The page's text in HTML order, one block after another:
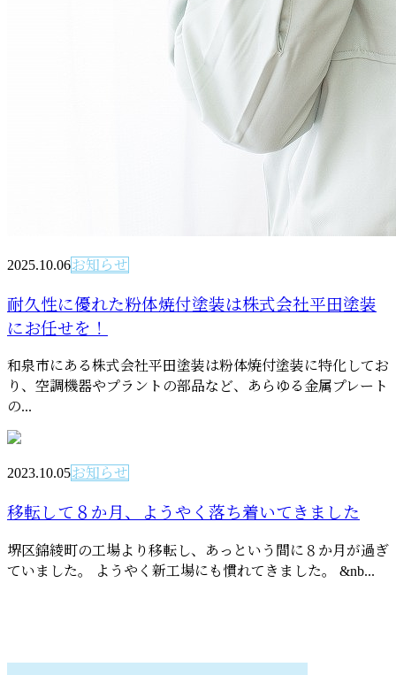
2025.10.06お知らせ
耐久性に優れた粉体焼付塗装は株式会社平田塗装
にお任せを！
和泉市にある株式会社平田塗装は粉体焼付塗装に特化してお
り、空調機器やプラントの部品など、あらゆる金属プレート
の...
2023.10.05お知らせ
移転して８か月、ようやく落ち着いてきました
堺区錦綾町の工場より移転し、あっという間に８か月が過ぎ
ていました。 ようやく新工場にも慣れてきました。 &nb...